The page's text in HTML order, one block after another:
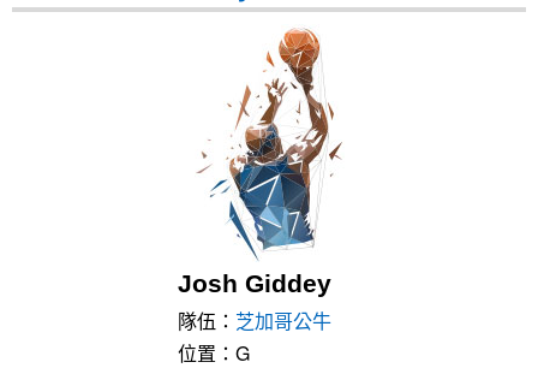
Josh Giddey
隊伍： 芝加哥公牛
位置：G